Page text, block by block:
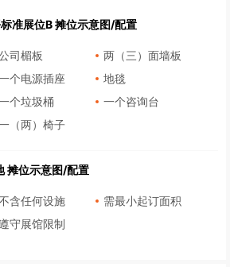
准展位B 摊位示意图/配置
司楣板
两（三）面墙板
个电源插座
地毯
个垃圾桶
一个咨询台
（两）椅子
摊位示意图/配置
含任何设施
需最小起订面积
守展馆限制